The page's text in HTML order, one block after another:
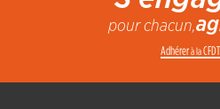
pour chacun,
Adhérerà laCFDT